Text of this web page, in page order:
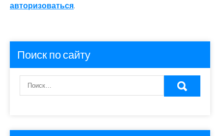
авторизоваться.
Поиск по сайту